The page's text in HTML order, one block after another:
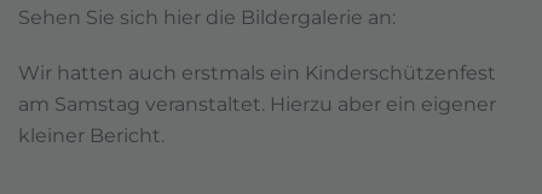
Sehen Sie sich hier die Bildergalerie an:
Wir hatten auch erstmals ein Kinderschützenfest
am Samstag veranstaltet. Hierzu aber ein eigener
kleiner Bericht.